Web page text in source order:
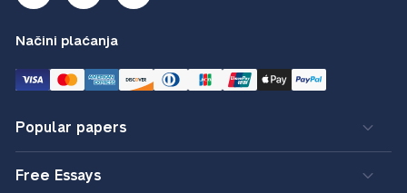
Načini plaćanja
Popular papers
Free Essays